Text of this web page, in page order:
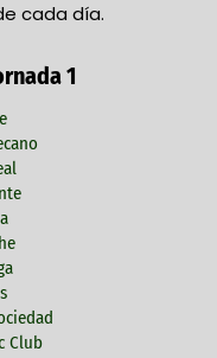
cada día.
1
Club